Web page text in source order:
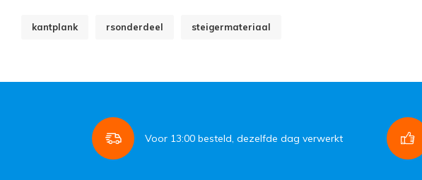
kantplank rsonderdeel steigermateriaal
Voor 13:00 besteld, dezelfde dag verwerkt